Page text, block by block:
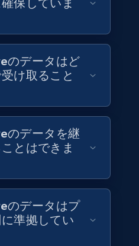
Gtin,
Top reviews, and
Currency, Initial
保していま
のデータはど
け取ること
のデータを継
とはできま
のデータはプ
準拠してい